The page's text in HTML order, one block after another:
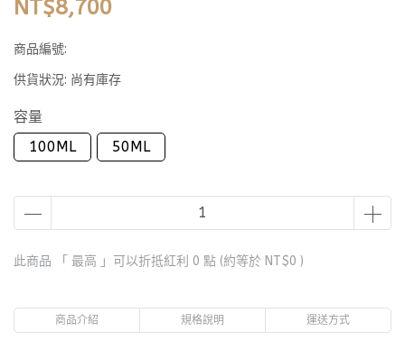
NT$8,700
商品編號:
供貨狀況: 尚有庫存
容量
100ML
50ML
此商品 「 最高 」可以折抵紅利 0 點 (約等於 NT$0 )
商品介紹 規格說明 運送方式